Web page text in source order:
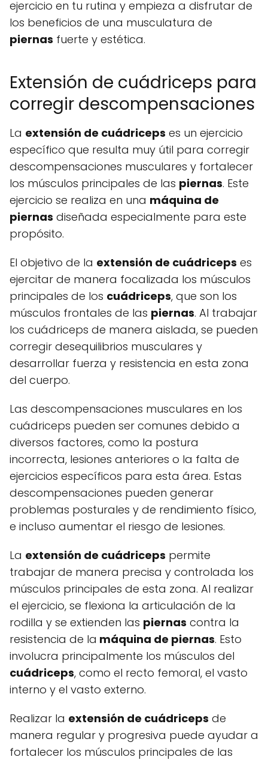
ejercicio en tu rutina y empieza a disfrutar de
los beneficios de una musculatura de
piernas fuerte y estética.
Extensión de cuádriceps para
corregir descompensaciones
La extensión de cuádriceps es un ejercicio
específico que resulta muy útil para corregir
descompensaciones musculares y fortalecer
los músculos principales de las piernas. Este
ejercicio se realiza en una máquina de
piernas diseñada especialmente para este
propósito.
El objetivo de la extensión de cuádriceps es
ejercitar de manera focalizada los músculos
principales de los cuádriceps, que son los
músculos frontales de las piernas. Al trabajar
los cuádriceps de manera aislada, se pueden
corregir desequilibrios musculares y
desarrollar fuerza y resistencia en esta zona
del cuerpo.
Las descompensaciones musculares en los
cuádriceps pueden ser comunes debido a
diversos factores, como la postura
incorrecta, lesiones anteriores o la falta de
ejercicios específicos para esta área. Estas
descompensaciones pueden generar
problemas posturales y de rendimiento físico,
e incluso aumentar el riesgo de lesiones.
La extensión de cuádriceps permite
trabajar de manera precisa y controlada los
músculos principales de esta zona. Al realizar
el ejercicio, se flexiona la articulación de la
rodilla y se extienden las piernas contra la
resistencia de la máquina de piernas. Esto
involucra principalmente los músculos del
cuádriceps, como el recto femoral, el vasto
interno y el vasto externo.
Realizar la extensión de cuádriceps de
manera regular y progresiva puede ayudar a
fortalecer los músculos principales de las